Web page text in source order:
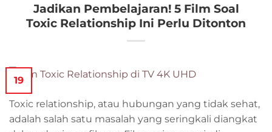
Jadikan Pembelajaran! 5 Film Soal
Toxic Relationship Ini Perlu Ditonton
19
Toxic relationship, atau hubungan yang tidak sehat,
adalah salah satu masalah yang seringkali diangkat